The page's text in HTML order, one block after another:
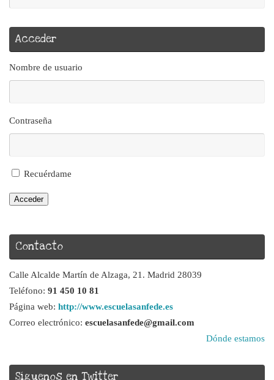
Acceder
Nombre de usuario
Contraseña
Recuérdame
Acceder
Contacto
Calle Alcalde Martín de Alzaga, 21. Madrid 28039
Teléfono: 91 450 10 81
Página web: http://www.escuelasanfede.es
Correo electrónico: escuelasanfede@gmail.com
Dónde estamos
Síguenos en Twitter